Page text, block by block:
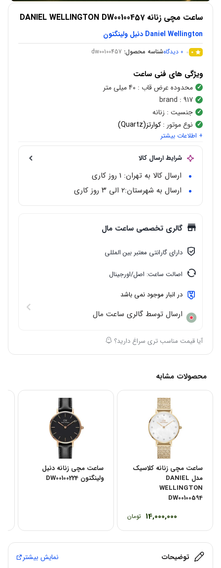
ساعت مچی زنانه DANIEL WELLINGTON DW00100457
Daniel Wellington دنیل ولینگتون
0
0 دیدگاهشناسه محصول: dw00100457
ویژگی های فنی ساعت
محدوده عرض قاب : 40 میلی متر
brand : 917
جنسیت : زنانه
نوع موتور : کوارتز(Quartz)
بازه قیمتی: 3 تا 10 میلیون
شکل قاب:گرد
استایل: کلاسیک
گارانتی : 2 ساله بین المللی
+ اطلاعات بیشتر
شرایط ارسال کالا
ارسال کالا به تهران: 1 روز کاری
ارسال به شهرستان:‌۲ الی ۳ روز کاری
گالری تخصصی ساعت مال
دارای گارانتی معتبر بین المللی
اصالت ساعت: اصل/اورجینال
در انبار موجود نمی باشد
ارسال توسط گالری ساعت مال
آیا قیمت مناسب تری سراغ دارید؟
محصولات مشابه
ساعت مچی زنانه کلاسیک
مدل DANIEL
WELLINGTON
DW00100594
14,000,000 تومان
ساعت مچی زنانه دنیل
ولینگتون DW00100224
توضیحات نمایش بیشتر